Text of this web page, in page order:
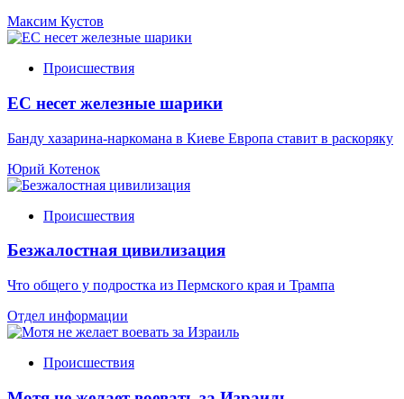
Максим Кустов
Происшествия
ЕС несет железные шарики
Банду хазарина-наркомана в Киеве Европа ставит в раскоряку
Юрий Котенок
Происшествия
Безжалостная цивилизация
Что общего у подростка из Пермского края и Трампа
Отдел информации
Происшествия